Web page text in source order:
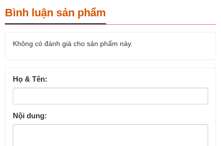
Bình luận sản phẩm
Không có đánh giá cho sản phẩm này.
Họ & Tên:
Nội dung: